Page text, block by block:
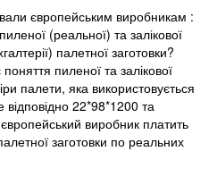
європейським виробникам :
(реальної) та залікової
палетної заготовки?
пиленої та залікової
палети, яка використовується
22*98*1200 та
виробник платить
заготовки по реальних